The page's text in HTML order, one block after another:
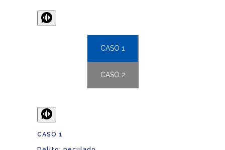
CASO 1
CASO 2
CASO 1